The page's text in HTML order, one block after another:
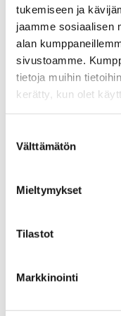
tukemiseen ja
jaamme sosiaalisen
alan
sivustoamme.
tietoja muihin
kerätty, kun olet
valinta
Välttämätön
Mieltymykset
Tilastot
Markkinointi
Hong Kongin
30.4.2026·
Pappisliiton
12.5.2027
30.4.2026 ·